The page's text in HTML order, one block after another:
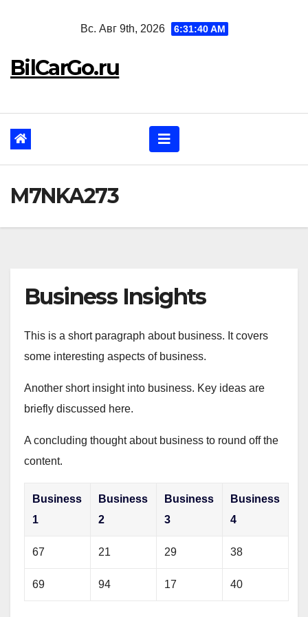
Вс. Авг 9th, 2026 6:31:41 AM
BilCarGo.ru
M7NKA273
Business Insights
This is a short paragraph about business. It covers
some interesting aspects of business.
Another short insight into business. Key ideas are
briefly discussed here.
A concluding thought about business to round off the
content.
Business
1
Business
2
Business
3
Business
4
67 21 29 38
69 94 17 40